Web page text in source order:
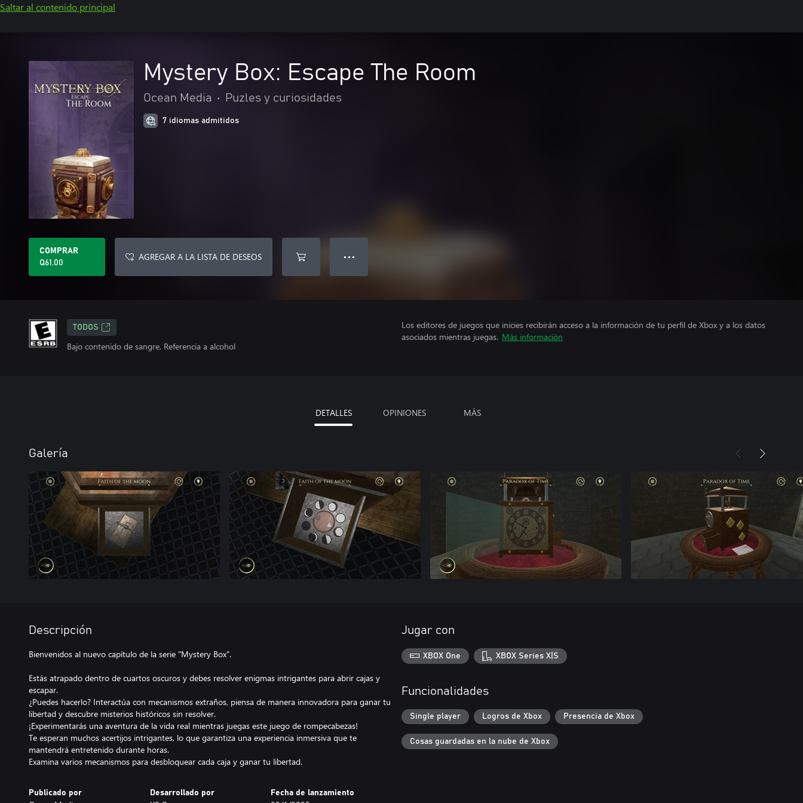
Saltar al contenido principal
Mystery Box: Escape The Room
Ocean Media • Puzles y curiosidades
7 idiomas admitidos
COMPRAR
Q61.00
AGREGAR A LA LISTA DE DESEOS ● ● ●
TODOS
Bajo contenido de sangre, Referencia a alcohol
Los editores de juegos que inicies recibirán acceso a la información de tu perfil de Xbox y a los datos
asociados mientras juegas. Más información
DETALLES OPINIONES MÁS
Galería
Descripción
Bienvenidos al nuevo capítulo de la serie "Mystery Box".
Estás atrapado dentro de cuartos oscuros y debes resolver enigmas intrigantes para abrir cajas y
escapar.
¿Puedes hacerlo? Interactúa con mecanismos extraños, piensa de manera innovadora para ganar tu
libertad y descubre misterios históricos sin resolver.
¡Experimentarás una aventura de la vida real mientras juegas este juego de rompecabezas!
Te esperan muchos acertijos intrigantes, lo que garantiza una experiencia inmersiva que te
mantendrá entretenido durante horas.
Examina varios mecanismos para desbloquear cada caja y ganar tu libertad.
Publicado por Desarrollado por Fecha de lanzamiento
Jugar con
XBOX One XBOX Series X|S
Funcionalidades
Single player Logros de Xbox Presencia de Xbox
Cosas guardadas en la nube de Xbox